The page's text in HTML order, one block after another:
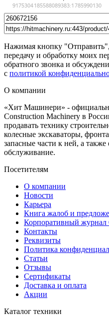
Нажимая кнопку "Отправить",
передачу и обработку моих
обратного звонка и
с политикой
О компании
«Хит Машинери» -
Construction Machinery в
продавать технику
колесные экскаваторы,
запасные части к ней, а также
обслуживание.
Посетителям
О компании
Новости
Карьера
Книга жалоб и
Корпоративный журнал
Контакты
Реквизиты
Политика
Статьи
Отзывы
Сертификаты
Доставка и оплата
Акции
Каталог техники